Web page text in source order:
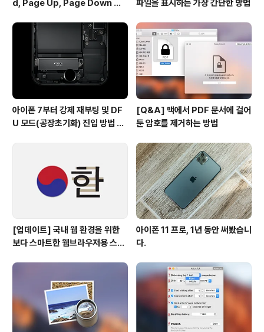
d, Page Up, Page Down 키
파일을 표시하는 가장 간단한 방법
아이폰 7부터 강제 재부팅 및 DF
U 모드(공장초기화) 진입 방법 변
[Q&A] 맥에서 PDF 문서에 걸어
둔 암호를 제거하는 방법
[업데이트] 국내 웹 환경을 위한
보다 스마트한 웹브라우저용 스타
아이폰 11 프로, 1년 동안 써봤습니
다.